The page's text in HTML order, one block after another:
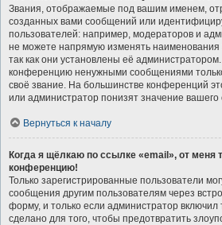
Звания, отображаемые под вашим именем,
созданных вами сообщений или
пользователей: например, модераторов и
не можете напрямую изменять
так как они установлены её
конференцию ненужными сообщениями
своё звание. На большинстве конференций
или администратор понизят значение
Вернуться к началу
Когда я щёлкаю по ссылке «email», от меня
конференцию!
Только зарегистрированные пользователи
сообщения другим пользователям через
форму, и только если администратор включил
сделано для того, чтобы предотвратить